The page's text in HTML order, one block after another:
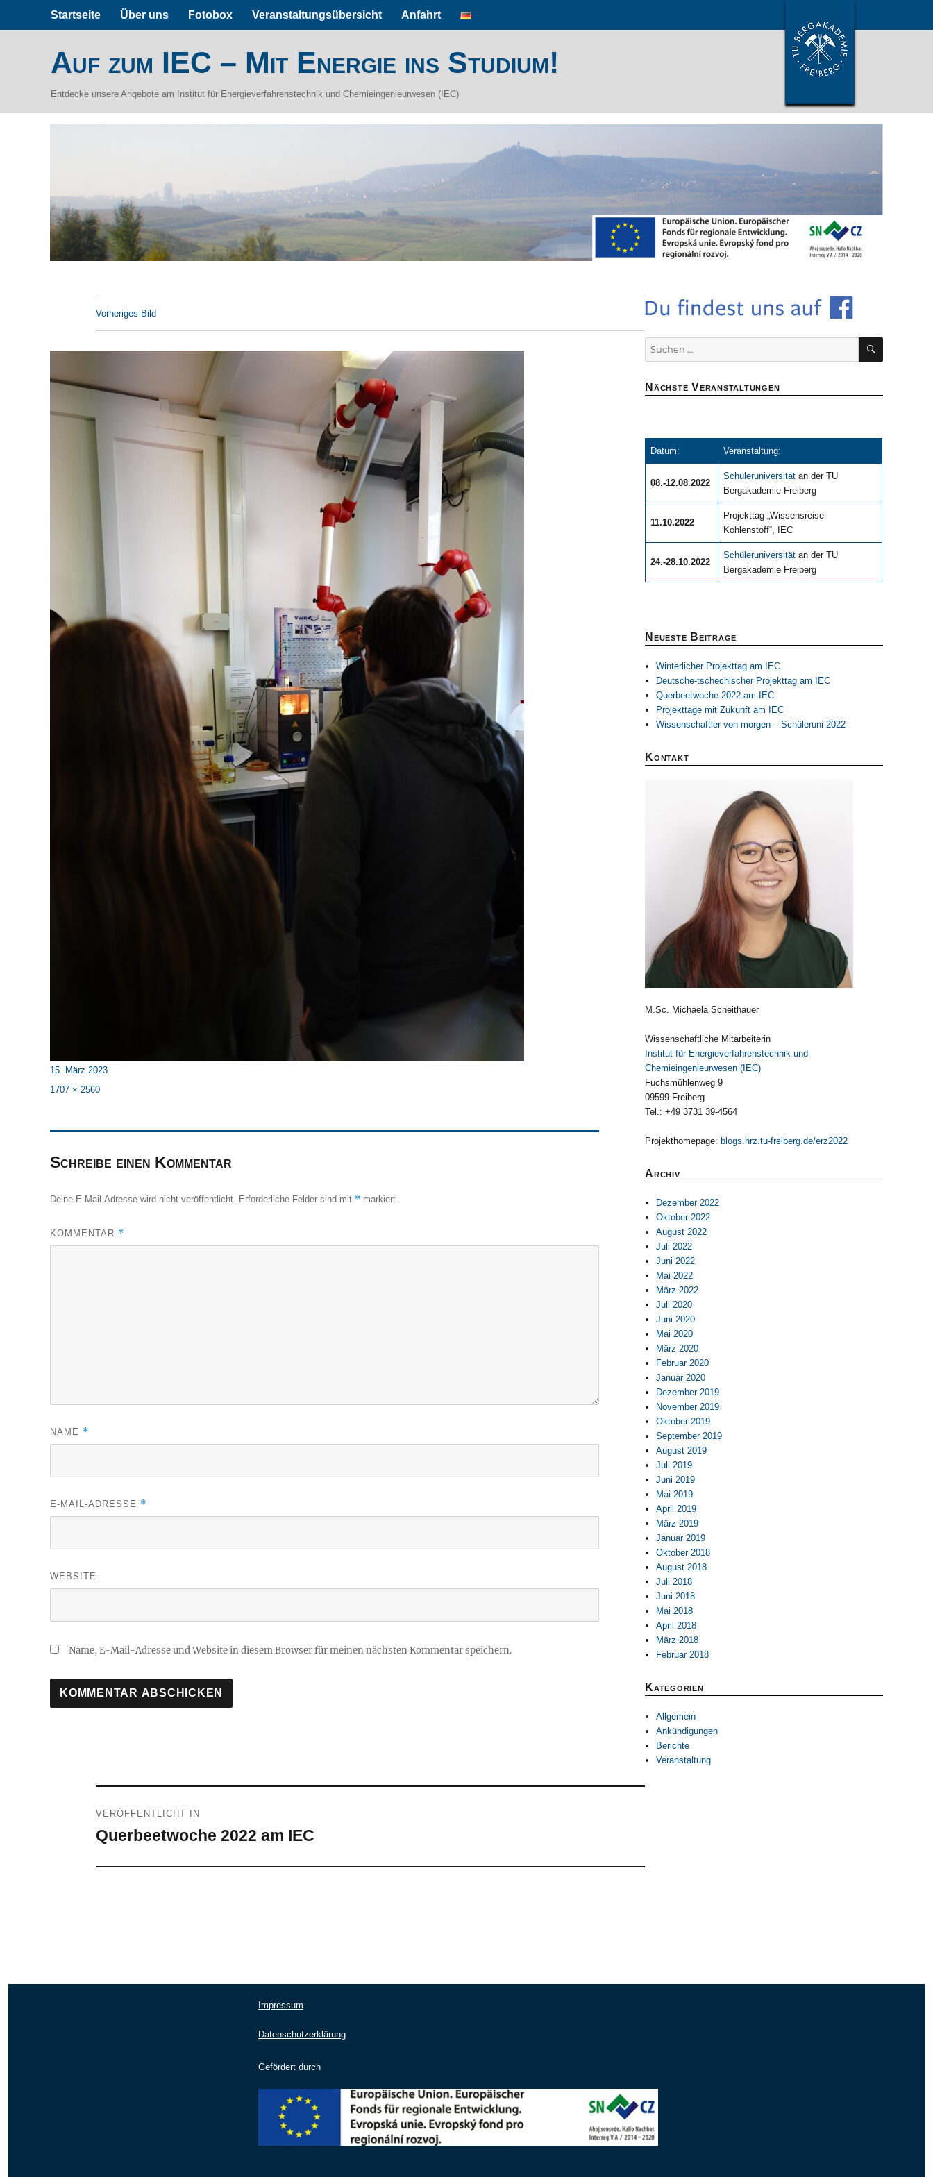
Startseite Über uns Fotobox Veranstaltungsübersicht Anfahrt
Auf zum IEC – Mit Energie ins Studium!
Entdecke unsere Angebote am Institut für Energieverfahrenstechnik und Chemieingenieurwesen (IEC)
Vorheriges Bild
Veröffentlicht
am
15. März 2023
Originalgröße
1707 × 2560
Schreibe einen Kommentar
Deine E-Mail-Adresse wird nicht veröffentlicht. Erforderliche Felder sind mit * markiert
KOMMENTAR *
NAME *
E-MAIL-ADRESSE *
WEBSITE
Name, E-Mail-Adresse und Website in diesem Browser für meinen nächsten Kommentar speichern.
VERÖFFENTLICHT IN
Querbeetwoche 2022 am IEC
Suchen
SUCHEN
Nächste Veranstaltungen
Datum: Veranstaltung:
08.-12.08.2022
Schüleruniversitätan der TU
Bergakademie Freiberg
11.10.2022
Projekttag „Wissensreise
Kohlenstoff“, IEC
24.-28.10.2022
Schüleruniversitätan der TU
Bergakademie Freiberg
Neueste Beiträge
Winterlicher Projekttag am IEC
Deutsche-tschechischer Projekttag am IEC
Querbeetwoche 2022 am IEC
Projekttage mit Zukunft am IEC
Wissenschaftler von morgen – Schüleruni 2022
Kontakt
M.Sc. Michaela Scheithauer
Wissenschaftliche Mitarbeiterin
Institut für Energieverfahrenstechnik und
Chemieingenieurwesen (IEC)
Fuchsmühlenweg 9
09599 Freiberg
Tel.: +49 3731 39-4564
Projekthomepage:blogs.hrz.tu-freiberg.de/erz2022
Archiv
Dezember 2022
Oktober 2022
August 2022
Juli 2022
Juni 2022
Mai 2022
März 2022
Juli 2020
Juni 2020
Mai 2020
März 2020
Februar 2020
Januar 2020
Dezember 2019
November 2019
Oktober 2019
September 2019
August 2019
Juli 2019
Juni 2019
Mai 2019
April 2019
März 2019
Januar 2019
Oktober 2018
August 2018
Juli 2018
Juni 2018
Mai 2018
April 2018
März 2018
Februar 2018
Kategorien
Allgemein
Ankündigungen
Berichte
Veranstaltung
Impressum
Datenschutzerklärung
Gefördert durch